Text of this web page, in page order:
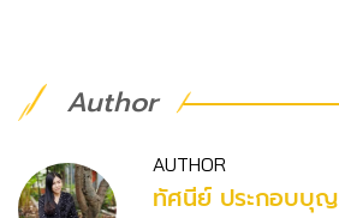
Author
AUTHOR
ทัศนีย์ ประกอบบุญ